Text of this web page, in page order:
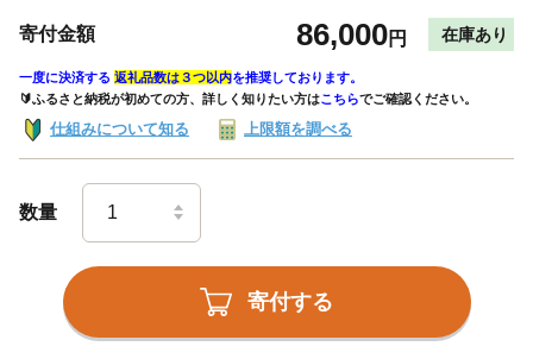
寄付金額 86,000円 在庫あり
一度に決済する 返礼品数は３つ以内を推奨しております。
🔰ふるさと納税が初めての方、詳しく知りたい方はこちらでご確認ください。
仕組みについて知る 上限額を調べる
数量
寄付する